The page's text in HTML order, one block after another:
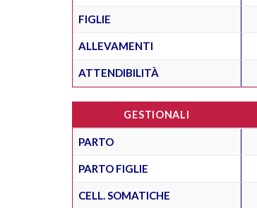
FIGLIE
ALLEVAMENTI
ATTENDIBILITÀ
GESTIONALI
PARTO
PARTO FIGLIE
CELL. SOMATICHE